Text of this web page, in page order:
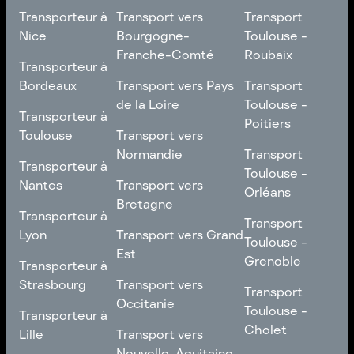
Transporteur à
Nice
Transporteur à
Nice
Transporteur à
Bordeaux
Transporteur à
Bordeaux
Transporteur à
Toulouse
Transporteur à
Toulouse
Transporteur à
Nantes
Transporteur à
Nantes
Transporteur à
Lyon
Transporteur à
Lyon
Transporteur à
Strasbourg
Transporteur à
Strasbourg
Transporteur à
Lille
Transport vers
Bourgogne-
Franche-Comté
Transport vers
Bourgogne-
Transport vers Pays
de la Loire
Transport vers Pays
de la Loire
Transport vers
Normandie
Transport vers
Normandie
Transport vers
Bretagne
Transport vers
Bretagne
Transport vers Grand
Est
Transport vers Grand
Est
Transport vers
Occitanie
Transport vers
Occitanie
Transport vers
Transport
Toulouse -
Roubaix
Transport
Toulouse -
Roubaix
Transport
Toulouse -
Poitiers
Transport
Toulouse -
Poitiers
Transport
Toulouse -
Orléans
Transport
Toulouse -
Orléans
Transport
Toulouse -
Grenoble
Transport
Toulouse -
Grenoble
Transport
Toulouse -
Cholet